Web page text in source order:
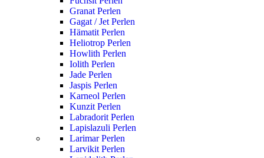
Granat Perlen
Gagat / Jet Perlen
Hämatit Perlen
Heliotrop Perlen
Howlith Perlen
Iolith Perlen
Jade Perlen
Jaspis Perlen
Karneol Perlen
Kunzit Perlen
Labradorit Perlen
Lapislazuli Perlen
Larimar Perlen
Larvikit Perlen